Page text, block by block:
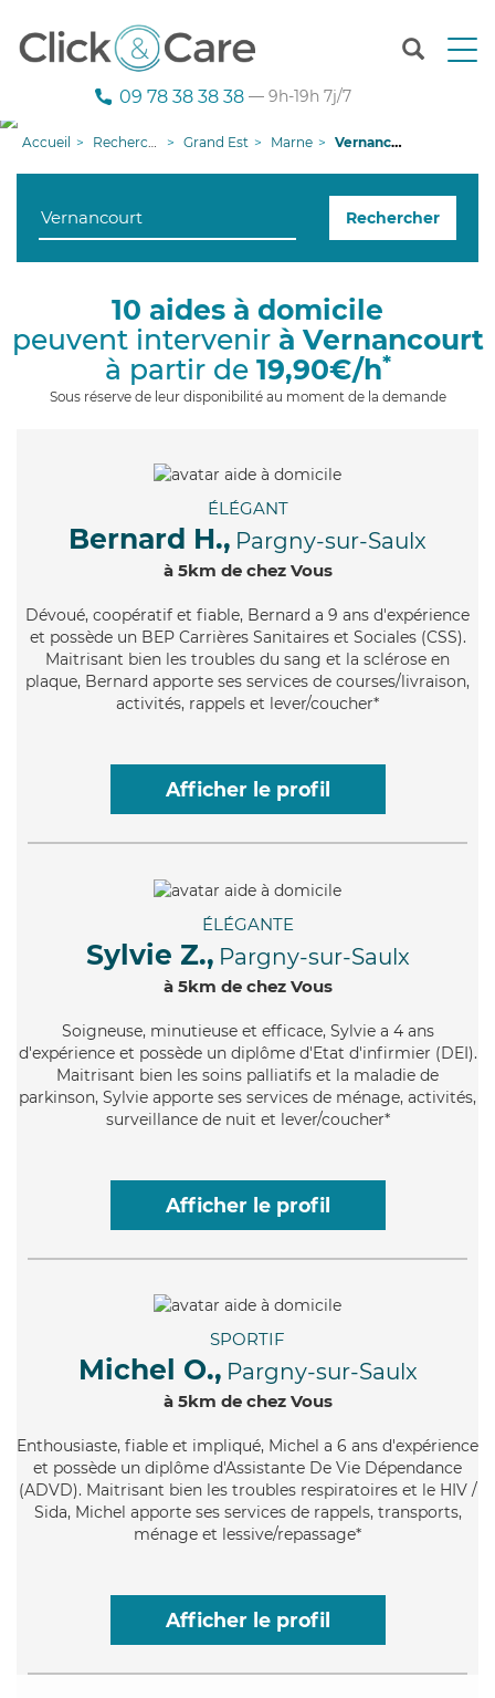
T
n
g
i
09 78 38 38 38 — 9h-19h 7j/7
Accueil Recherche aide à domicile Grand Est Marne Vernancourt
Rechercher
10 aides à domicile
peuvent intervenir à Vernancourt
à partir de 19,90€/h*
Sous réserve de leur disponibilité au moment de la demande
ÉLÉGANT
Bernard H., Pargny-sur-Saulx
à 5km de chez Vous
Dévoué, coopératif et fiable, Bernard a 9 ans d'expérience
et possède un BEP Carrières Sanitaires et Sociales (CSS).
Maitrisant bien les troubles du sang et la sclérose en
plaque, Bernard apporte ses services de courses/livraison,
activités, rappels et lever/coucher*
Afficher le profil
ÉLÉGANTE
Sylvie Z., Pargny-sur-Saulx
à 5km de chez Vous
Soigneuse, minutieuse et efficace, Sylvie a 4 ans
d'expérience et possède un diplôme d'Etat d'infirmier (DEI).
Maitrisant bien les soins palliatifs et la maladie de
parkinson, Sylvie apporte ses services de ménage, activités,
surveillance de nuit et lever/coucher*
Afficher le profil
SPORTIF
Michel O., Pargny-sur-Saulx
à 5km de chez Vous
Enthousiaste, fiable et impliqué, Michel a 6 ans d'expérience
et possède un diplôme d'Assistante De Vie Dépendance
(ADVD). Maitrisant bien les troubles respiratoires et le HIV /
Sida, Michel apporte ses services de rappels, transports,
ménage et lessive/repassage*
Afficher le profil